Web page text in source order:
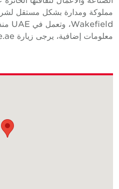
معلومات إضافية، يرجى زيارة www.cushwake.ae.